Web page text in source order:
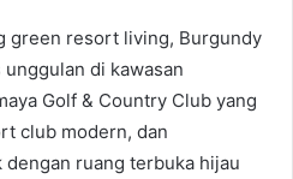
green resort living, Burgundy
di kawasan
Golf & Country Club yang
club modern, dan
ruang terbuka hijau